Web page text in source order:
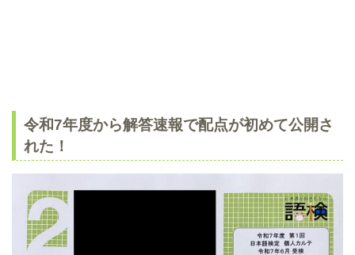
令和7年度から解答速報で配点が初めて公開さ
れた！